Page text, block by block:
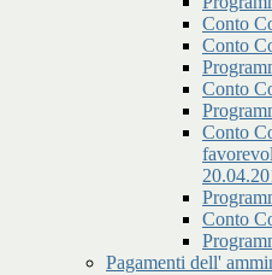
Conto
Conto
Conto
Conto
Conto
Pagamenti dell'